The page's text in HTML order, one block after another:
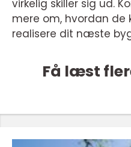
virkelig skiller sig ud.
mere om, hvordan
realisere dit næste
Få læst